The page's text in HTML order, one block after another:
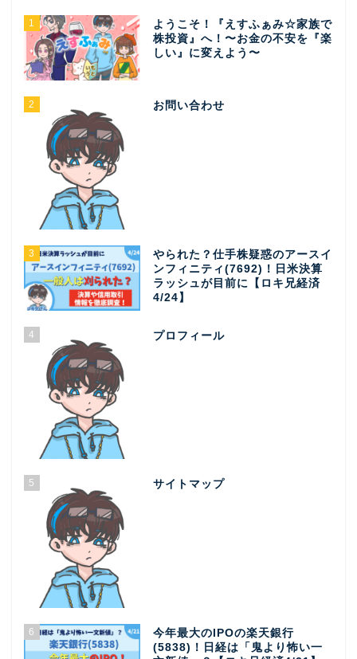
1
ようこそ！『えすふぁみ☆家族で
株投資』へ！〜お金の不安を『楽
しい』に変えよう〜
2 お問い合わせ
3
やられた？仕手株疑惑のアースイ
ンフィニティ(7692)！日米決算
ラッシュが目前に【ロキ兄経済
4/24】
4 プロフィール
5 サイトマップ
6
今年最大のIPOの楽天銀行
(5838)！日経は「鬼より怖い一